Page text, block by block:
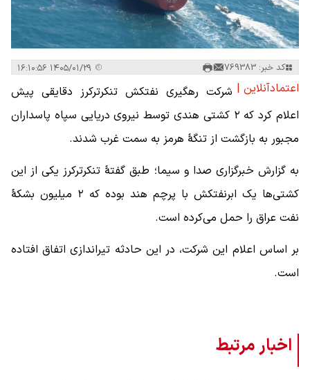
کد خبر: 769383
اعتمادآنلاین | شرکت رهگیری نفتکش تنکرترکرز دقایقی پیش
اعلام کرد که ۲ کشتی هندی توسط نیروی دریایی سپاه پاسداران
مجبور به بازگشت از تنگهٔ هرمز به سمت غرب شدند.
به گزارش خبرگزاری صدا و سیما؛ طبق گفتهٔ تنکرترکرز یکی از این
کشتی‌ها یک ابرنفتکش با پرچم هند بوده که ۲ میلیون بشکهٔ
نفت عراق را حمل می‌کرده است.
بر اساس اعلام این شرکت، در این حادثه تیراندازی اتفاق افتاده
است.
اخبار مرتبط